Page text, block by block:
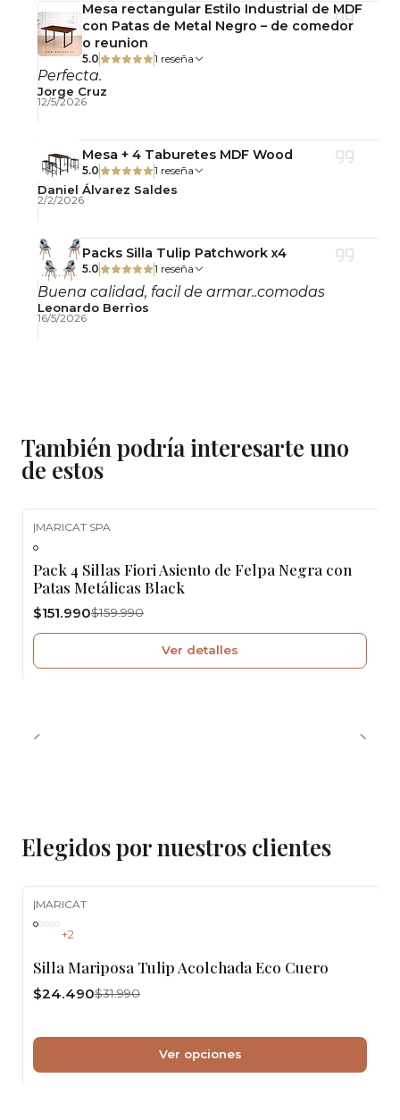
Mesa rectangular Estilo Industrial de MDF
con Patas de Metal Negro – de comedor
o reunion
5.0 1 reseña
Perfecta.
Jorge Cruz
12/5/2026
Mesa + 4 Taburetes MDF Wood
5.0 1 reseña
Daniel Álvarez Saldes
2/2/2026
Packs Silla Tulip Patchwork x4
5.0 1 reseña
Buena calidad, facil de armar..comodas
Leonardo Berrìos
16/5/2026
También podría interesarte uno
de estos
Agotado
|MARICAT SPA
Pack 4 Sillas Fiori Asiento de Felpa Negra con
Patas Metálicas Black
$151.990$159.990
Ver detalles
Elegidos por nuestros clientes
|MARICAT
+2
Silla Mariposa Tulip Acolchada Eco Cuero
$24.490$31.990
Ver opciones